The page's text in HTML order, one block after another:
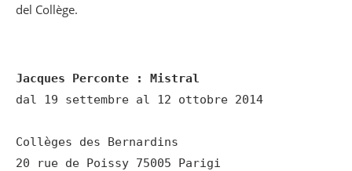
del Collège.
Jacques Perconte : Mistral
dal 19 settembre al 12 ottobre 2014
Collèges des Bernardins
20 rue de Poissy 75005 Parigi